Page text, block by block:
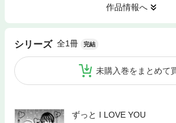
作品情報へ
シリーズ 全1冊 完結
未購入巻をまとめて
ずっと I LOVE YOU